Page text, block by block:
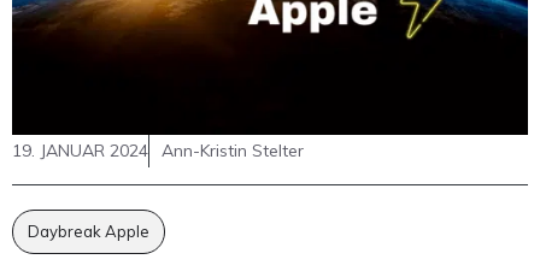
19. JANUAR 2024 Ann-Kristin Stelter
Daybreak Apple